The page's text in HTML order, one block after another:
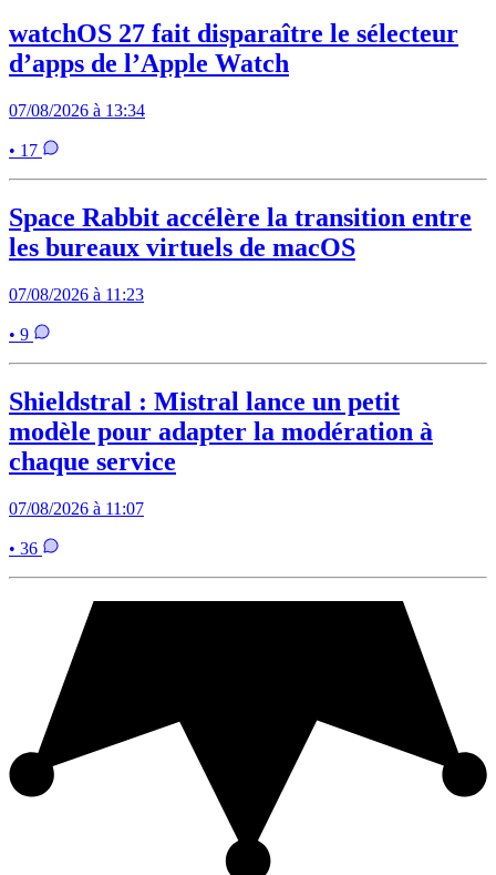
watchOS 27 fait disparaître le sélecteur
d’apps de l’Apple Watch
07/08/2026 à 13:34
• 17
Space Rabbit accélère la transition entre
les bureaux virtuels de macOS
07/08/2026 à 11:23
• 9
Shieldstral : Mistral lance un petit
modèle pour adapter la modération à
chaque service
07/08/2026 à 11:07
• 36